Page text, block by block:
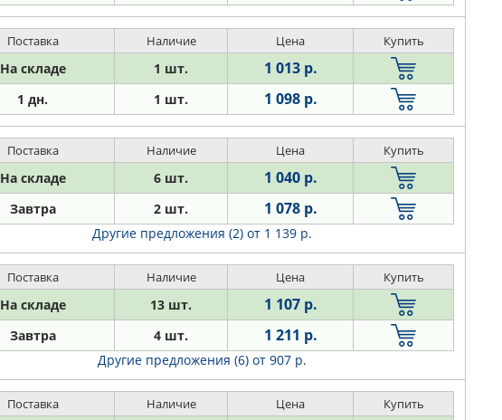
Поставка Наличие Цена Купить
На складе 1 шт. 1 013 р.
1 дн. 1 шт. 1 098 р.
Поставка Наличие Цена Купить
На складе 6 шт. 1 040 р.
Завтра 2 шт. 1 078 р.
Другие предложения (2) от 1 139 р.
Поставка Наличие Цена Купить
На складе 13 шт. 1 107 р.
Завтра 4 шт. 1 211 р.
Другие предложения (6) от 907 р.
Поставка Наличие Цена Купить